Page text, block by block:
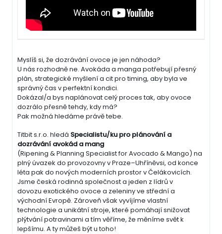
Myslíš si, že dozrávání ovoce je jen náhoda?
U nás rozhodně ne. Avokáda a manga potřebují přesný
plán, strategické myšlení a cit pro timing, aby byla ve
správný čas v perfektní kondici.
Dokázal/a bys naplánovat celý proces tak, aby ovoce
dozrálo přesně tehdy, kdy má?
Pak možná hledáme právě tebe.
Titbit s.r.o. hledá Specialistu/ku pro plánování a
dozrávání avokád a mang
(Ripening & Planning Specialist for Avocado & Mango) na
plný úvazek do provozovny v Praze–Uhříněvsi, od konce
léta pak do nových moderních prostor v Čelákovicích.
Jsme česká rodinná společnost a jeden z lídrů v
dovozu exotického ovoce a zeleniny ve střední a
východní Evropě. Zároveň však vyvíjíme vlastní
technologie a unikátní stroje, které pomáhají snižovat
plýtvání potravinami a tím věříme, že měníme svět k
lepšímu. A ty můžeš být u toho!